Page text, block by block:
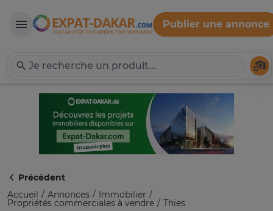
Expat-Dakar
Publier une annonce
Précédent
Accueil
Annonces Immobilier
Propriétés commerciales à vendre Thies